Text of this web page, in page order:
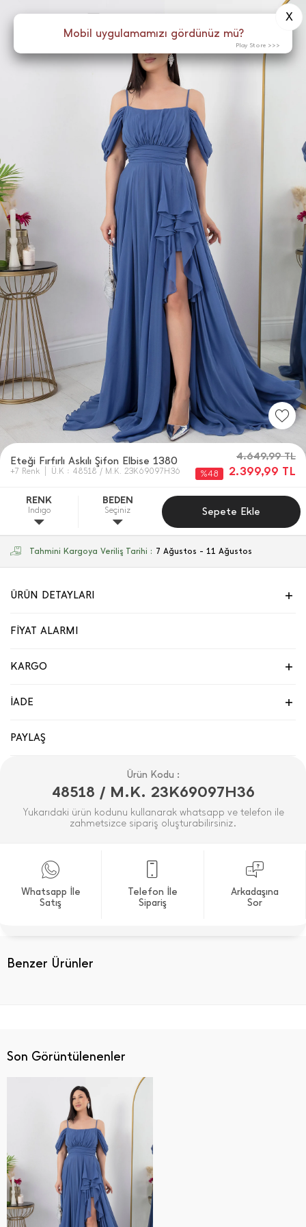
Menü
Eteği Fırfırlı Askılı Şifon Elbise 1380
+7 Renk Ü.K : 48518 / M.K. 23K69097H36
4.649,99TL
2.399,99 TL
%48
RENK
Indıgo
BEDEN
Seçiniz Sepete Ekle
Tahmini Kargoya Veriliş Tarihi : 7 Ağustos - 11 Ağustos
ÜRÜN DETAYLARI
FİYAT ALARMI
KARGO
İADE
PAYLAŞ
Ürün Kodu :
48518 / M.K. 23K69097H36
Yukarıdaki ürün kodunu kullanarak whatsapp ve telefon ile
zahmetsizce sipariş oluşturabilirsiniz.
Whatsapp İle
Satış
Telefon İle
Sipariş
Arkadaşına
Sor
Benzer Ürünler
Son Görüntülenenler
Mobil uygulamamızı gördünüz mü?
X
Play Store >>>